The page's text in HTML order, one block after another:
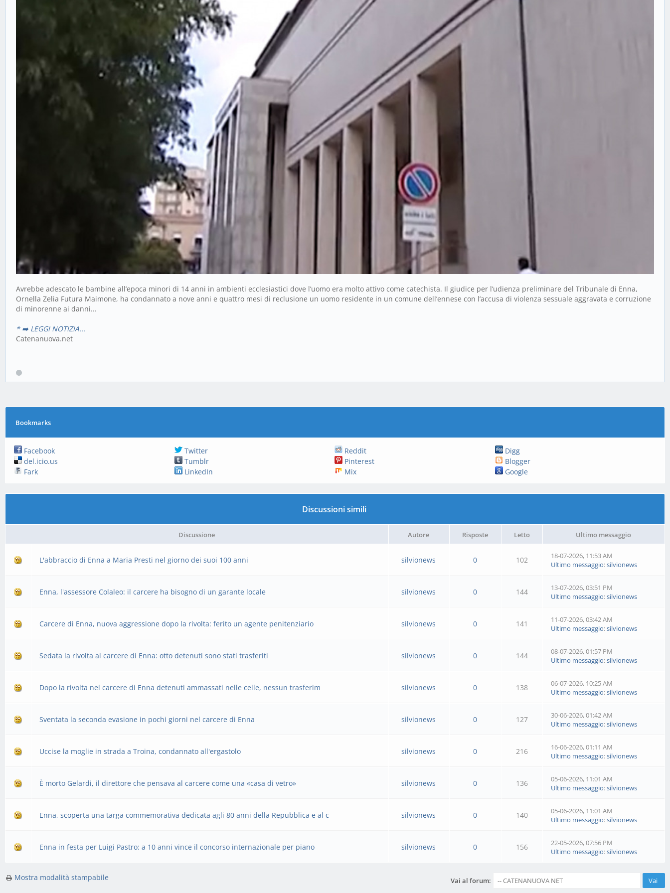
Avrebbe adescato le bambine all’epoca minori di 14 anni in ambienti ecclesiastici dove l’uomo era molto attivo come catechista. Il giudice per l’udienza preliminare del Tribunale di Enna,
Ornella Zelia Futura Maimone, ha condannato a nove anni e quattro mesi di reclusione un uomo residente in un comune dell’ennese con l’accusa di violenza sessuale aggravata e corruzione
di minorenne ai danni...
* ➡️ LEGGI NOTIZIA...
Catenanuova.net
Bookmarks
Facebook Twitter Reddit
Digg
del.icio.us
Tumblr Pinterest
Blogger
Fark
LinkedIn Mix Google
Discussioni simili
Discussione Autore Risposte Letto Ultimo messaggio
L'abbraccio di Enna a Maria Presti nel giorno dei suoi 100 anni silvionews 0 102
18-07-2026, 11:53 AM
Ultimo messaggio:silvionews
Enna, l'assessore Colaleo: il carcere ha bisogno di un garante locale silvionews 0 144
13-07-2026, 03:51 PM
Ultimo messaggio:silvionews
Carcere di Enna, nuova aggressione dopo la rivolta: ferito un agente penitenziario silvionews 0 141
11-07-2026, 03:42 AM
Ultimo messaggio:silvionews
Sedata la rivolta al carcere di Enna: otto detenuti sono stati trasferiti silvionews 0 144
08-07-2026, 01:57 PM
Ultimo messaggio:silvionews
Dopo la rivolta nel carcere di Enna detenuti ammassati nelle celle, nessun trasferim silvionews 0 138
06-07-2026, 10:25 AM
Ultimo messaggio:silvionews
Sventata la seconda evasione in pochi giorni nel carcere di Enna silvionews 0 127
30-06-2026, 01:42 AM
Ultimo messaggio:silvionews
Uccise la moglie in strada a Troina, condannato all'ergastolo silvionews 0 216
16-06-2026, 01:11 AM
Ultimo messaggio:silvionews
È morto Gelardi, il direttore che pensava al carcere come una «casa di vetro» silvionews 0 136
05-06-2026, 11:01 AM
Ultimo messaggio:silvionews
Enna, scoperta una targa commemorativa dedicata agli 80 anni della Repubblica e al c silvionews 0 140
05-06-2026, 11:01 AM
Ultimo messaggio:silvionews
Enna in festa per Luigi Pastro: a 10 anni vince il concorso internazionale per piano silvionews 0 156
22-05-2026, 07:56 PM
Ultimo messaggio:silvionews
Mostra modalità stampabile Vai al forum: